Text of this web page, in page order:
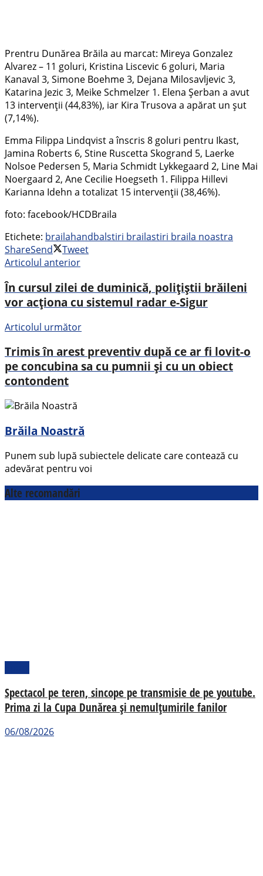
Prentru Dunărea Brăila au marcat: Mireya Gonzalez
Alvarez – 11 goluri, Kristina Liscevic 6 goluri, Maria
Kanaval 3, Simone Boehme 3, Dejana Milosavljevic 3,
Katarina Jezic 3, Meike Schmelzer 1. Elena Şerban a avut
13 intervenții (44,83%), iar Kira Trusova a apărat un şut
(7,14%).
Emma Filippa Lindqvist a înscris 8 goluri pentru Ikast,
Jamina Roberts 6, Stine Ruscetta Skogrand 5, Laerke
Nolsoe Pedersen 5, Maria Schmidt Lykkegaard 2, Line Mai
Noergaard 2, Ane Cecilie Hoegseth 1. Filippa Hillevi
Karianna Idehn a totalizat 15 intervenții (38,46%).
foto: facebook/HCDBraila
Etichete: brailahandbalstiri brailastiri braila noastra
ShareSend
Tweet
Articolul anterior
În cursul zilei de duminică, polițiștii brăileni
vor acționa cu sistemul radar e-Sigur
Articolul următor
Trimis în arest preventiv după ce ar fi lovit-o
pe concubina sa cu pumnii și cu un obiect
contondent
Brăila Noastră
Punem sub lupă subiectele delicate care contează cu
adevărat pentru voi
Alte recomandări
Spectacol pe teren, sincope pe transmisie de pe youtube.
Prima zi la Cupa Dunărea și nemulțumirile fanilor
06/08/2026